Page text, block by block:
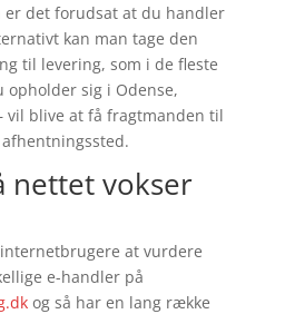
er det forudsat at du handler
kan man tage den
til levering, som i de fleste
sig i Odense,
vil blive at få fragtmanden til
nettet vokser
at vurdere
e-handler på
og så har en lang række